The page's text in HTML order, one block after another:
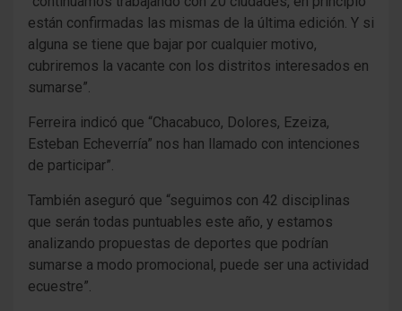
están confirmadas las mismas de la última edición. Y si
alguna se tiene que bajar por cualquier motivo,
cubriremos la vacante con los distritos interesados en
sumarse”.
Ferreira indicó que “Chacabuco, Dolores, Ezeiza,
Esteban Echeverría” nos han llamado con intenciones
de participar”.
También aseguró que “seguimos con 42 disciplinas
que serán todas puntuables este año, y estamos
analizando propuestas de deportes que podrían
sumarse a modo promocional, puede ser una actividad
ecuestre”.